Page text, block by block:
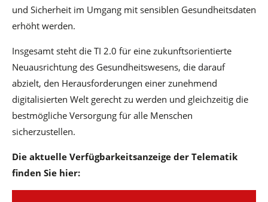
und Sicherheit im Umgang mit sensiblen Gesundheitsdaten
erhöht werden.
Insgesamt steht die TI 2.0 für eine zukunftsorientierte
Neuausrichtung des Gesundheitswesens, die darauf
abzielt, den Herausforderungen einer zunehmend
digitalisierten Welt gerecht zu werden und gleichzeitig die
bestmögliche Versorgung für alle Menschen
sicherzustellen.
Die aktuelle Verfügbarkeitsanzeige der Telematik
finden Sie hier: